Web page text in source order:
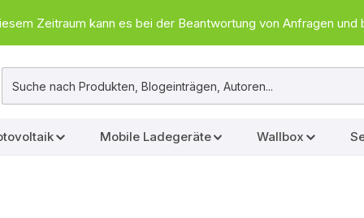
Zeitraum kann es bei der Beantwortung von Anfragen
Mobile Ladegeräte Wallbox